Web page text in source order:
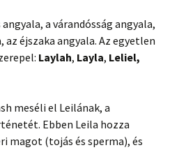
a várandósság angyala,
éjszaka angyala. Az egyetlen
Laylah, Layla, Leliel,
meséli el Leilának, a
Ebben Leila hozza
magot (tojás és sperma), és